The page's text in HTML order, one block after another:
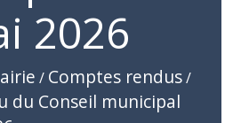
2026
/ Comptes rendus/
du Conseil municipal